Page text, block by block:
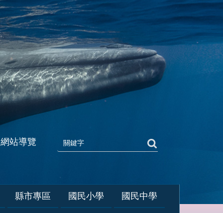
縣市專區 國民小學 國民中學
網站導覽